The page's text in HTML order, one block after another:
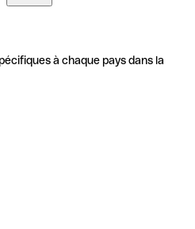
à chaque pays dans la